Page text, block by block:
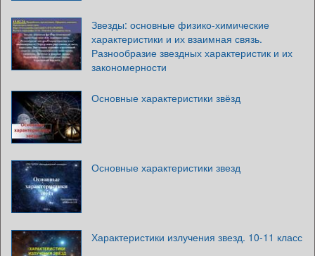
Звезды: основные физико-химические
характеристики и их взаимная связь.
Разнообразие звездных характеристик и их
закономерности
Основные характеристики звёзд
Основные характеристики звезд
Характеристики излучения звезд. 10-11 класс